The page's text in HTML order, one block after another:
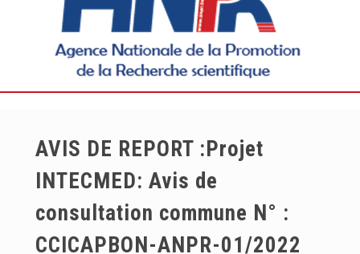
AVIS DE REPORT :Projet
INTECMED: Avis de
consultation commune N° :
CCICAPBON-ANPR-01/2022